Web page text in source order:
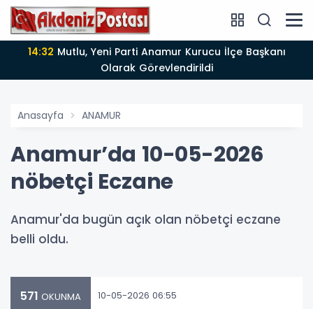
14:32
Olarak Görevlendirildi
Anasayfa ANAMUR
Anamur’da 10-05-2026
nöbetçi Eczane
Anamur'da bugün açık olan nöbetçi eczane
belli oldu.
571 OKUNMA 10-05-2026 06:55